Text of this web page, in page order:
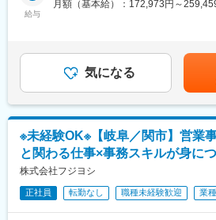
変更の範囲：会社の定める業務
・お客様へのライフプランニングの
・保険の見直し提案
保険種目：生命保険／損害保険
取り扱い保険会社：東京海上日動火災
んしん生命
■組織構成
・営業職 2名（＋嘱託社員6名）
給与
月額（基本給）：172,973円～
給：年1回■賞与：年2回（2か月分支
（主に生命保険の新規手数料による
円／入社5年（月給25万円＋諸手当＋
万円／入社10年（月給35万円＋諸手
金はあくまでも目安の金額であり、
があります。月給(月額)は固定手当を
気になる
※未経験OK※【岐阜／関市】営業
と関わる仕事×事務スキルが身に
株式会社フジヨシ
正社員 転勤なし 職種未経験歓迎 業